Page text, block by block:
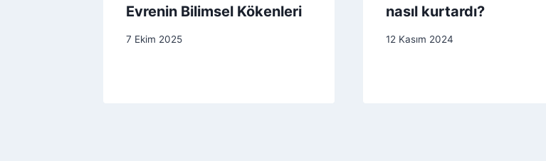
Evrenin Bilimsel Kökenleri
7 Ekim 2025
nasıl kurtardı?
12 Kasım 2024